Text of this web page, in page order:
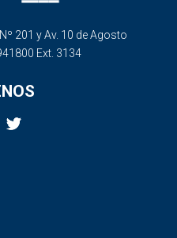
201 y Av. 10 de Agosto
Ext. 3134